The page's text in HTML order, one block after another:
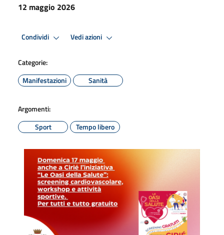
12 maggio 2026
Condividi Vedi azioni
Categorie:
Manifestazioni
Sanità
Argomenti:
Sport
Tempo libero